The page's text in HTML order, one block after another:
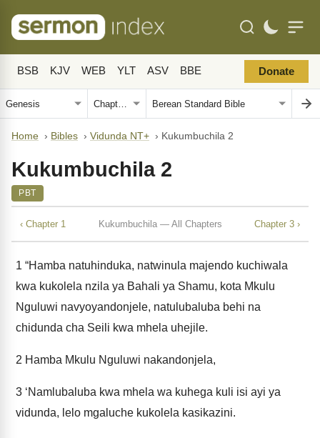
BSB KJV WEB YLT ASV BBE Donate
Home › Bibles › Vidunda NT+ › Kukumbuchila 2
Kukumbuchila 2
PBT
‹ Chapter 1 Kukumbuchila — All Chapters Chapter 3 ›
1 “Hamba natuhinduka, natwinula majendo kuchiwala
kwa kukolela nzila ya Bahali ya Shamu, kota Mkulu
Nguluwi navyoyandonjele, natulubaluba behi na
chidunda cha Seili kwa mhela uhejile.
2 Hamba Mkulu Nguluwi nakandonjela,
3 ‘Namlubaluba kwa mhela wa kuhega kuli isi ayi ya
vidunda, lelo mgaluche kukolela kasikazini.